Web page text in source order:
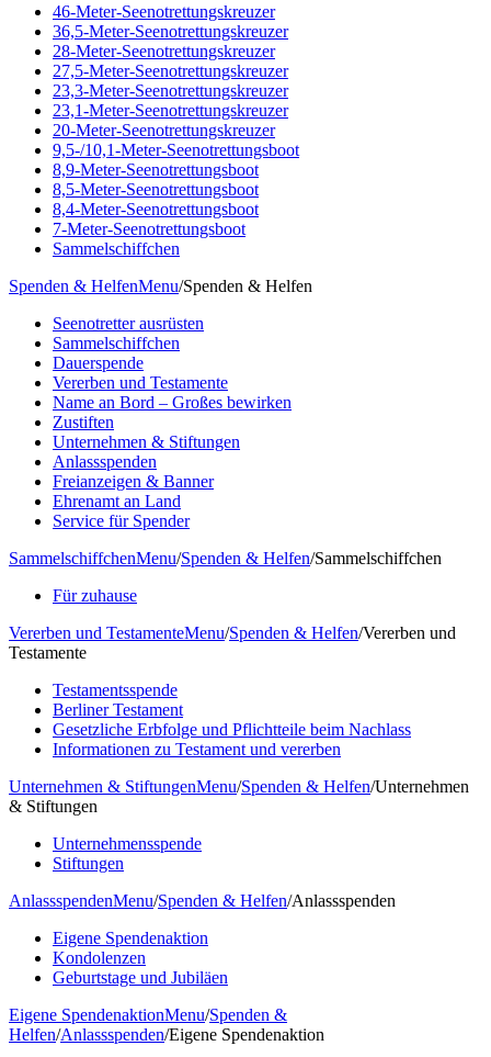
46-Meter-Seenotrettungskreuzer
36,5-Meter-Seenotrettungskreuzer
28-Meter-Seenotrettungskreuzer
27,5-Meter-Seenotrettungskreuzer
23,3-Meter-Seenotrettungskreuzer
23,1-Meter-Seenotrettungskreuzer
20-Meter-Seenotrettungskreuzer
9,5-/10,1-Meter-Seenotrettungsboot
8,9-Meter-Seenotrettungsboot
8,5-Meter-Seenotrettungsboot
8,4-Meter-Seenotrettungsboot
7-Meter-Seenotrettungsboot
Sammelschiffchen
Spenden & HelfenMenu/Spenden & Helfen
Seenotretter ausrüsten
Sammelschiffchen
Dauerspende
Vererben und Testamente
Name an Bord – Großes bewirken
Zustiften
Unternehmen & Stiftungen
Anlassspenden
Freianzeigen & Banner
Ehrenamt an Land
Service für Spender
SammelschiffchenMenu/Spenden & Helfen/Sammelschiffchen
Für zuhause
Vererben und TestamenteMenu/Spenden & Helfen/Vererben und
Testamente
Testamentsspende
Berliner Testament
Gesetzliche Erbfolge und Pflichtteile beim Nachlass
Informationen zu Testament und vererben
Unternehmen & StiftungenMenu/Spenden & Helfen/Unternehmen
& Stiftungen
Unternehmensspende
Stiftungen
AnlassspendenMenu/Spenden & Helfen/Anlassspenden
Eigene Spendenaktion
Kondolenzen
Geburtstage und Jubiläen
Eigene SpendenaktionMenu/Spenden &
Helfen/Anlassspenden/Eigene Spendenaktion